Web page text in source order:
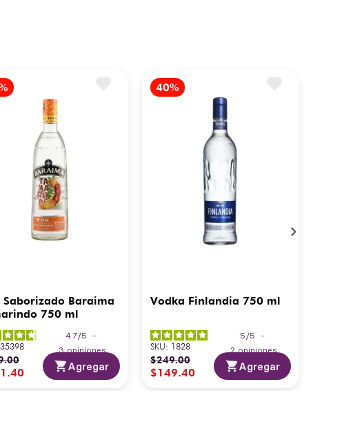
Saborizado Baraima
750 ml
4.7/5
-
3 opiniones
35398
.00
.40 Agregar
Vodka Finlandia 750 ml
5 /5
-
2 opiniones
SKU: 1828
$249.00
$149.40 Agregar